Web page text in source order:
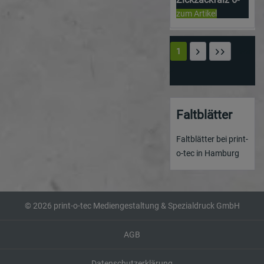
Seiter | DIN A4
bedruckt
zum Artikel
1
Faltblätter
Faltblätter bei print-
o-tec in Hamburg
© 2026 print-o-tec Mediengestaltung & Spezialdruck GmbH
AGB